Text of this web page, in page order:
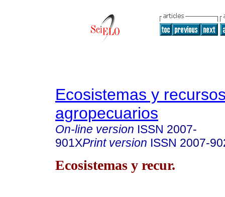
Ecosistemas y
agropecuarios
On-line version ISSN 2007-
901XPrint version ISSN 2007-
Ecosistemas y recur.